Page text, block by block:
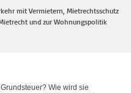
mit Vermietern, Mietrechtsschutz
und zur Wohnungspolitik
Wie wird sie